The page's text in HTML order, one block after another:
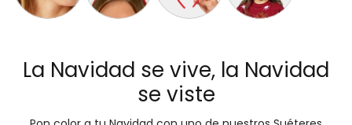
La Navidad se vive, la Navidad
se viste